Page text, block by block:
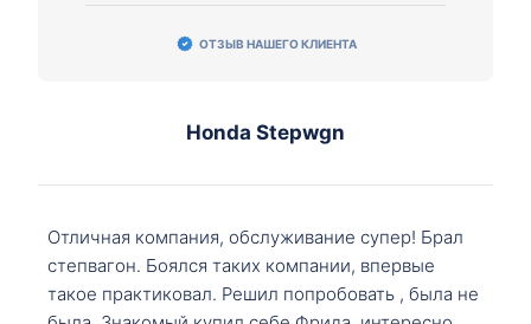
ОТЗЫВ НАШЕГО КЛИЕНТА
Honda Stepwgn
Отличная компания, обслуживание супер! Брал
степвагон. Боялся таких компании, впервые
такое практиковал. Решил попробовать , была не